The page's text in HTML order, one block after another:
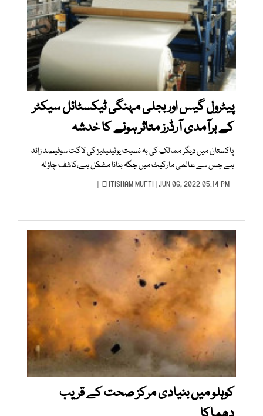
پیٹرول گیس اور بجلی مہنگی ٹیکسٹائل سیکٹر
کے برآمدی آرڈرز متاثر ہونے کا خدشہ
پاکستان میں دیگر ممالک کی بہ نسبت یوٹیلیٹیز کی لاگت سوفیصد زائد
ہے جس سے عالمی مارکیٹ میں جگہ بنانا مشکل ہے،کاشف چاؤلہ
EHTISHAM MUFTI | JUN 06, 2022 05:14 PM |
کوہلو میں بنیادی مرکز صحت کے قریب